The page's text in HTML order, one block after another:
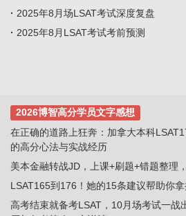
· 2025年8月场LSAT考试深度复盘
· 2025年8月LSAT考试考前预测
2026博智高分学员文字感想
在正确的道路上狂奔：加拿大本科
的高分心法与实战经历
美本金融转战JD，上课+刷题+错题整理
LSAT165到176！她的15条建议帮助你拿
高考结束就备考LSAT，10月场考试一战